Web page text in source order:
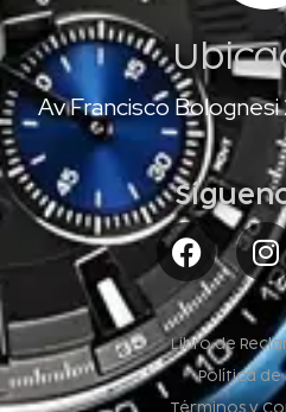
Av Francisco
Libro de
Política de
Términos y